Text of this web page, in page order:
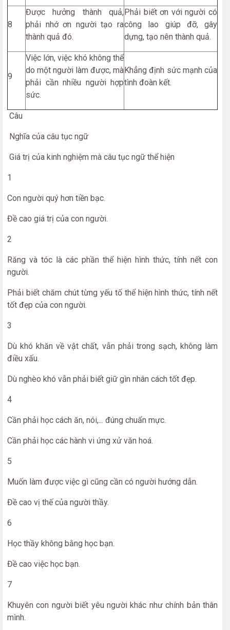
8
Được hưởng thành quả,
phải nhớ ơn người tạo ra
thành quả đó.
Phải biết ơn với người có
công lao giúp đỡ, gây
dựng, tạo nên thành quả.
9
Việc lớn, việc khó không thể
do một người làm được, mà
phải cần nhiều người hợp
sức.
Khẳng định sức mạnh của
tình đoàn kết.
Câu
Nghĩa của câu tục ngữ
Giá trị của kinh nghiệm mà câu tục ngữ thể hiện
1
Con người quý hơn tiền bạc.
Đề cao giá trị của con người.
2
Răng và tóc là các phần thể hiện hình thức, tính nết con
người.
Phải biết chăm chút từng yếu tố thể hiện hình thức, tính nết
tốt đẹp của con người.
3
Dù khó khăn về vật chất, vẫn phải trong sạch, không làm
điều xấu.
Dù nghèo khó vẫn phải biết giữ gìn nhân cách tốt đẹp.
4
Cần phải học cách ăn, nói,... đúng chuẩn mực.
Cần phải học các hành vi ứng xử văn hoá.
5
Muốn làm được việc gì cũng cần có người hướng dẫn.
Đề cao vị thế của người thầy.
6
Học thầy không bằng học bạn.
Đề cao việc học bạn.
7
Khuyên con người biết yêu người khác như chính bản thân
mình.